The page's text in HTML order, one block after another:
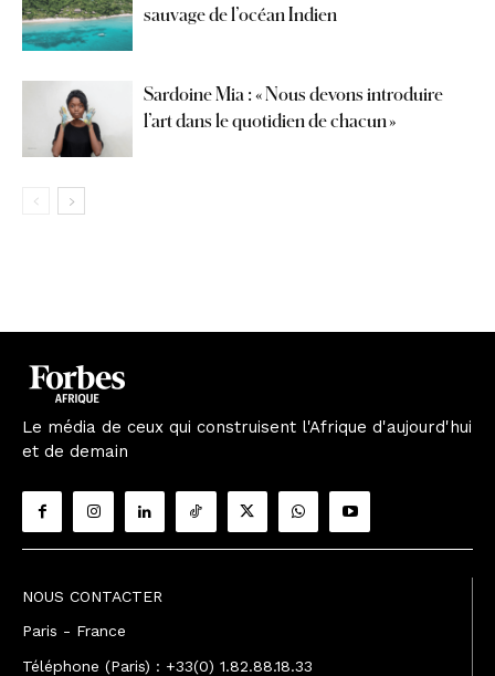
sauvage de l’océan Indien
Sardoine Mia : « Nous devons introduire
l’art dans le quotidien de chacun »
Le média de ceux qui construisent l'Afrique d'aujourd'hui
et de demain
NOUS CONTACTER
Paris - France
Téléphone (Paris) : +33(0) 1.82.88.18.33